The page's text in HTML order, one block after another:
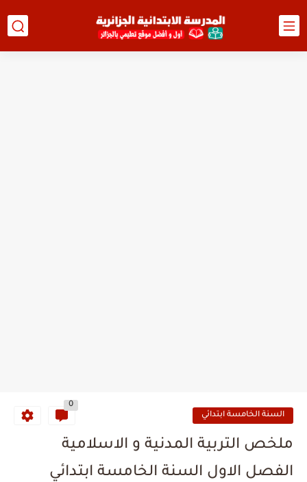
السنة الخامسة ابتدائي
0
ملخص التربية المدنية و الاسلامية
الفصل الاول السنة الخامسة ابتدائي